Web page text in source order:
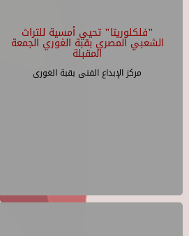
"فلكلوريتا" تحيي أمسية للتراث
الشعبي المصري بقبة الغوري الجمعة
المقبلة
مركز الإبداع الفنى بقبة الغورى